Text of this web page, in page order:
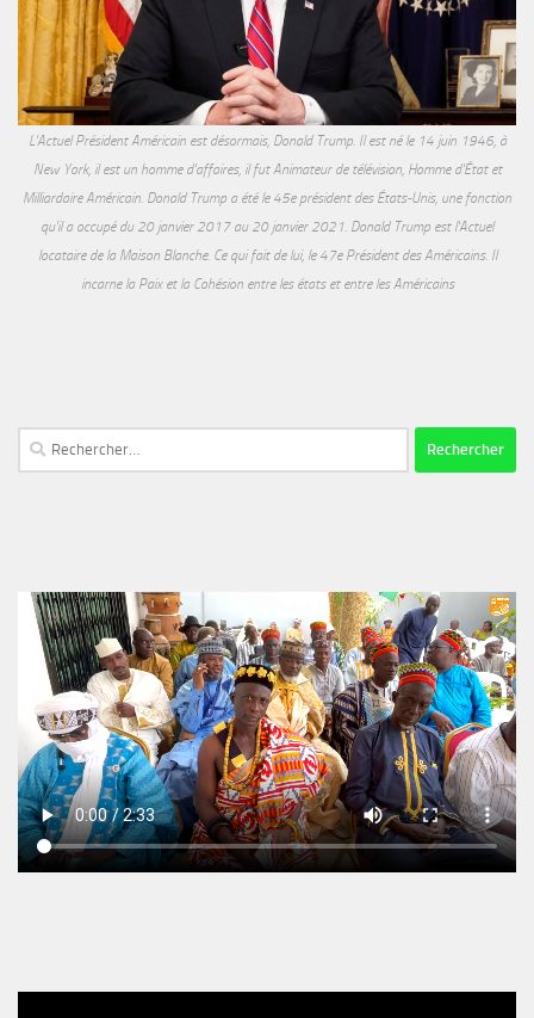
L'Actuel Président Américain est désormais, Donald Trump. Il est né le 14 juin 1946, à
New York, il est un homme d'affaires, il fut Animateur de télévision, Homme d'État et
Milliardaire Américain. Donald Trump a été le 45e président des États-Unis, une fonction
qu'il a occupé du 20 janvier 2017 au 20 janvier 2021. Donald Trump est l'Actuel
locataire de la Maison Blanche. Ce qui fait de lui, le 47e Président des Américains. Il
incarne la Paix et la Cohésion entre les états et entre les Américains
Rechercher :